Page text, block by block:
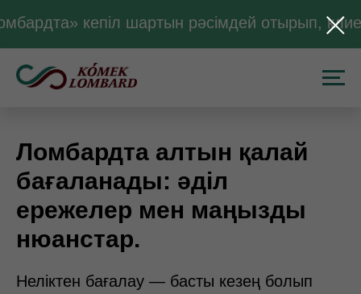
кепіл шартын рәсімдей отырып,
Ломбардта алтын қалай
бағаланады: әділ
ережелер мен маңызды
нюанстар.
Неліктен бағалау — басты кезең болып